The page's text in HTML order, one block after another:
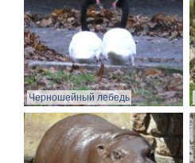
Черношейный лебедь